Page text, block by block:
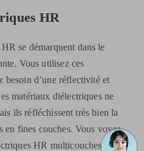
HR
se démarquent dans le
Vous utilisez ces
besoin d’une réflectivité et
matériaux diélectriques ne
ils réfléchissent très bien la
en fines couches. Vous voyez
HR multicouches dans